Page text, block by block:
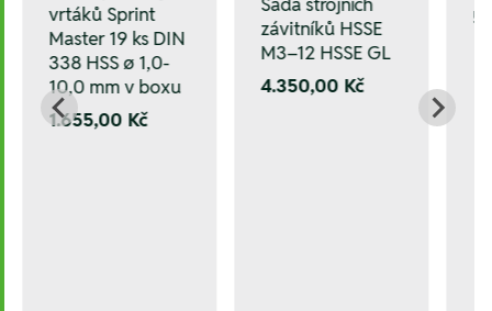
vrtáků Sprint
Master 19 ks DIN
338 HSS ø 1,0-
10,0 mm v boxu
1.655,00 Kč
závitníků HSSE
M3–12 HSSE GL
4.350,00 Kč